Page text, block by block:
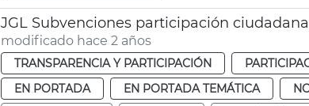
JGL Subvenciones participación ciudadana
modificado hace 2 años
TRANSPARENCIA Y PARTICIPACIÓN
EN PORTADA
EN PORTADA TEMÁTICA